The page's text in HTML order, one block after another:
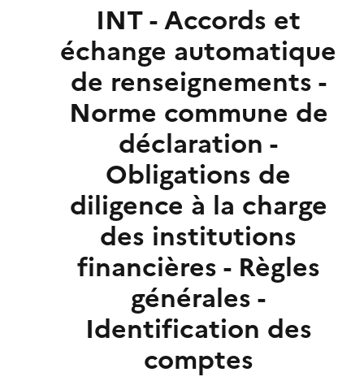
INT - Accords et
échange automatique
de renseignements -
Norme commune de
déclaration -
Obligations de
diligence à la charge
des institutions
financières - Règles
générales -
Identification des
comptes